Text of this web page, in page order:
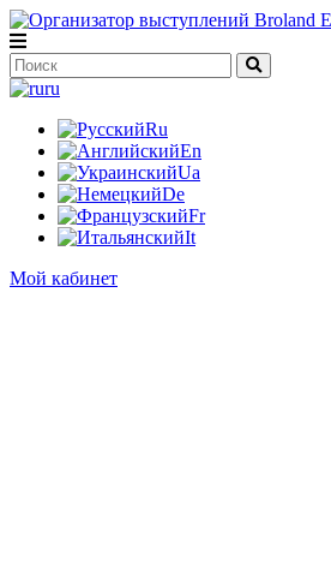
ru
Ru
En
Ua
De
Fr
It
Мой кабинет